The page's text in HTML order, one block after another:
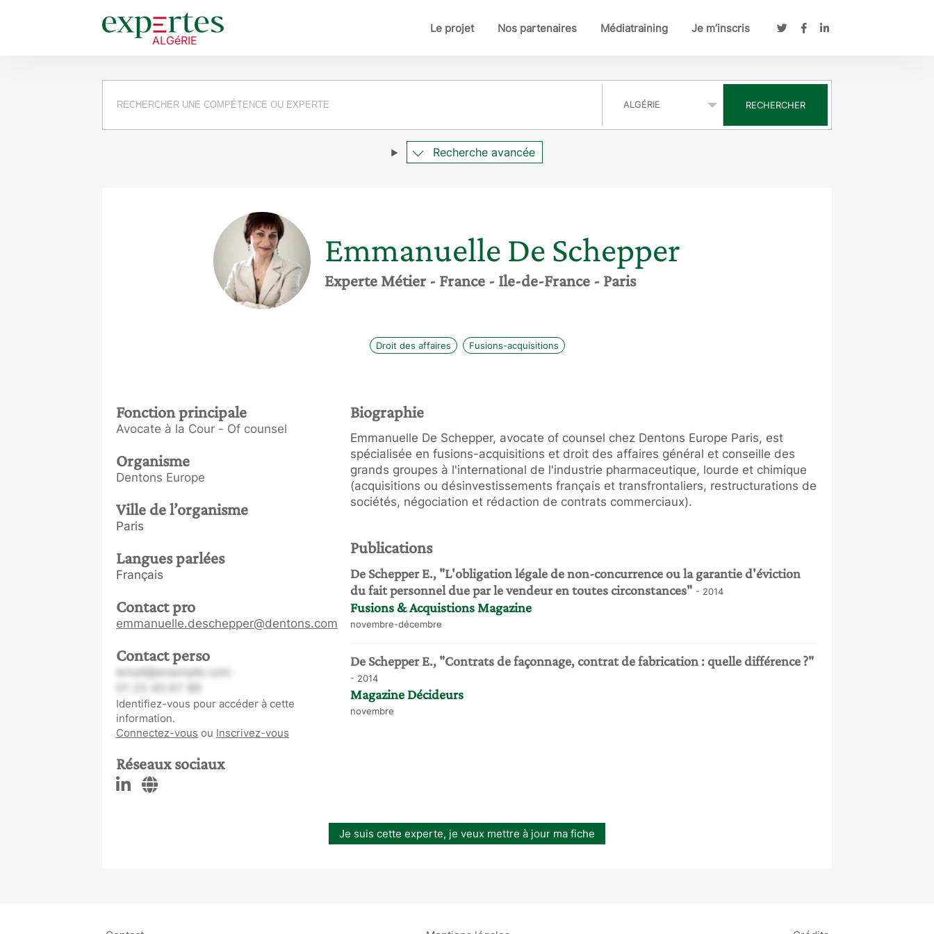
Le projet Nos partenaires Médiatraining Je m’inscris
Requête RECHERCHER
Recherche avancée
Emmanuelle De Schepper
Experte Métier - France - Ile-de-France - Paris
Droit des affaires Fusions-acquisitions
Fonction principale
Avocate à la Cour - Of counsel
Organisme
Dentons Europe
Ville de l’organisme
Paris
Langues parlées
Français
Contact pro
emmanuelle.deschepper@dentons.com
Contact perso
email@example.com
Identifiez-vous pour accéder à cette
information.
Connectez-vous ou Inscrivez-vous
Réseaux sociaux
Biographie
Emmanuelle De Schepper, avocate of counsel chez Dentons Europe Paris, est
spécialisée en fusions-acquisitions et droit des affaires général et conseille des
grands groupes à l'international de l'industrie pharmaceutique, lourde et chimique
(acquisitions ou désinvestissements français et transfrontaliers, restructurations de
sociétés, négociation et rédaction de contrats commerciaux).
Publications
De Schepper E., "L'obligation légale de non-concurrence ou la garantie d'éviction
du fait personnel due par le vendeur en toutes circonstances" - 2014
Fusions & Acquistions Magazine
novembre-décembre
De Schepper E., "Contrats de façonnage, contrat de fabrication : quelle différence ?"
- 2014
Magazine Décideurs
novembre
Je suis cette experte, je veux mettre à jour ma fiche